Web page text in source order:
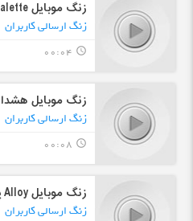
زنگ موبایل Palette بیدار باش htc آهنگ هشدار
زنگ ارسالی کاربران
query_builder
00:04
زنگ موبایل
زنگ ارسالی کاربران
query_builder
00:08
زنگ موبایل Alloy پیامک htc آهنگ هشدار
زنگ ارسالی کاربران